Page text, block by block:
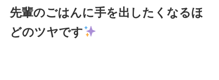
先輩のごはんに手を出したくなるほ
どのツヤです